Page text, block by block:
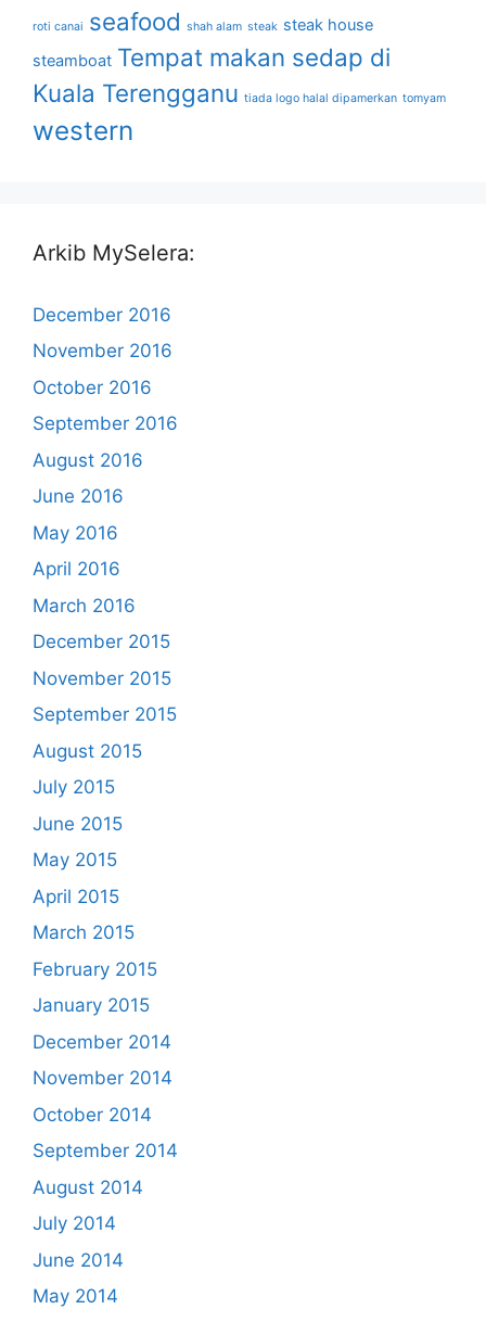
roti canai seafood shah alam steak steak house
steamboat Tempat makan sedap di
Kuala Terengganu tiada logo halal dipamerkan tomyam
western
Arkib MySelera:
December 2016
November 2016
October 2016
September 2016
August 2016
June 2016
May 2016
April 2016
March 2016
December 2015
November 2015
September 2015
August 2015
July 2015
June 2015
May 2015
April 2015
March 2015
February 2015
January 2015
December 2014
November 2014
October 2014
September 2014
August 2014
July 2014
June 2014
May 2014